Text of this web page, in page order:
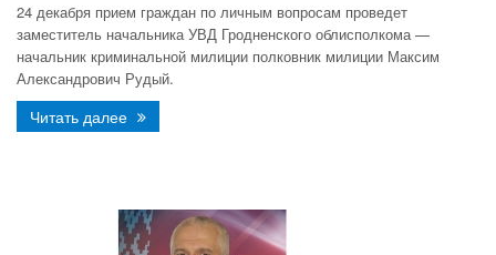
24 декабря прием граждан по личным вопросам проведет
заместитель начальника УВД Гродненского облисполкома —
начальник криминальной милиции полковник милиции Максим
Александрович Рудый.
Читать далее